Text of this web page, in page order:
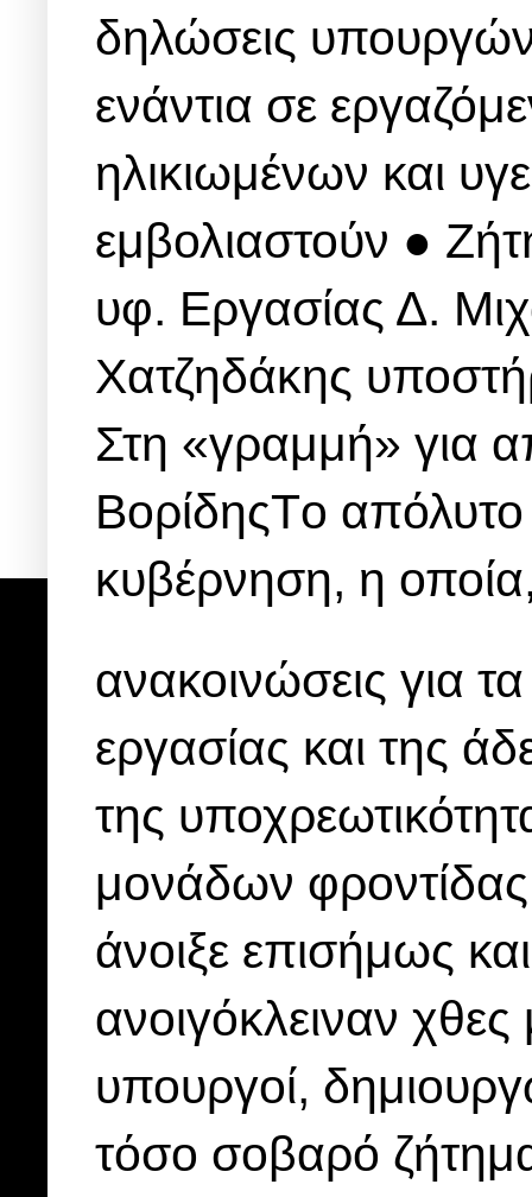
δηλώσεις
ενάντια σε
ηλικιωμένων και
εμβολιαστούν ●
υφ. Εργασίας Δ.
Χατζηδάκης
Στη «γραμμή» για
ΒορίδηςTο
κυβέρνηση, η οποία,
ανακοινώσεις για
εργασίας και της
της
μονάδων φροντίδας
άνοιξε επισήμως
ανοιγόκλειναν
υπουργοί,
τόσο σοβαρό